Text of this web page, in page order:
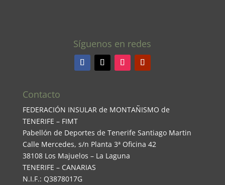
Síguenos en redes
Contacto
FEDERACIÓN INSULAR de MONTAÑISMO de
TENERIFE – FIMT
Pabellón de Deportes de Tenerife Santiago Martin
Calle Mercedes, s/n Planta 3ª Oficina 42
38108 Los Majuelos – La Laguna
TENERIFE – CANARIAS
N.I.F.: Q3878017G